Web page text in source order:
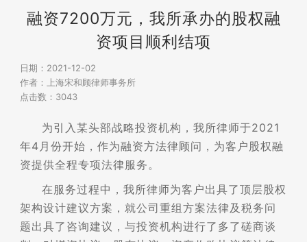
融资7200万元，我所承办的股权融
资项目顺利结项
日期：2021-12-02
作者：上海宋和顾律师事务所
点击数：3043
为引入某头部战略投资机构，我所律师于2021
年4月份开始，作为融资方法律顾问，为客户股权融
资提供全程专项法律服务。
在服务过程中，我所律师为客户出具了顶层股权
架构设计建议方案，就公司重组方案法律及税务问
题出具了咨询建议，与投资机构进行了多了磋商谈